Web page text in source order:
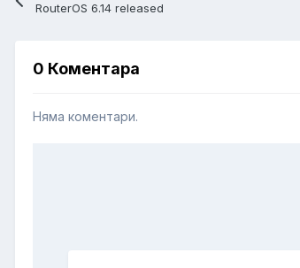
RouterOS 6.14 released
0 Коментара
Няма коментари.